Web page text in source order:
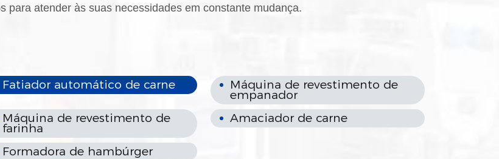
para atender às suas necessidades em constante mudança.
Fatiador automático de carne Máquina de revestimento de
empanador
Máquina de revestimento de
farinha
Amaciador de carne
Formadora de hambúrger